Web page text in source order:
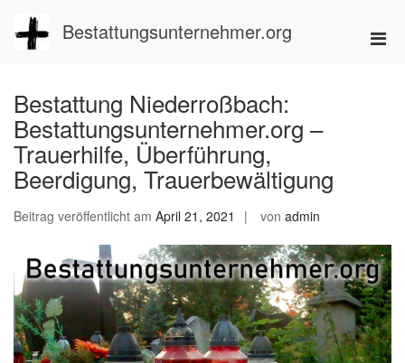
Inhalt
springen
Bestattungsunternehmer.org
Bestattung Niederroßbach:
Bestattungsunternehmer.org –
Trauerhilfe, Überführung,
Beerdigung, Trauerbewältigung
Beitrag veröffentlicht am April 21, 2021 von admin